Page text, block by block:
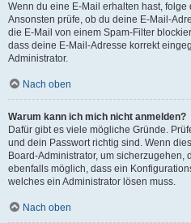
Wenn du eine E-Mail erhalten hast,
Ansonsten prüfe, ob du deine E-Mail-
die E-Mail von einem Spam-Filter
dass deine E-Mail-Adresse korrekt
Administrator.
Nach oben
Warum kann ich mich nicht anmelden?
Dafür gibt es viele mögliche Gründe.
und dein Passwort richtig sind. Wenn
Board-Administrator, um sicherzugehen,
ebenfalls möglich, dass ein
welches ein Administrator lösen muss.
Nach oben